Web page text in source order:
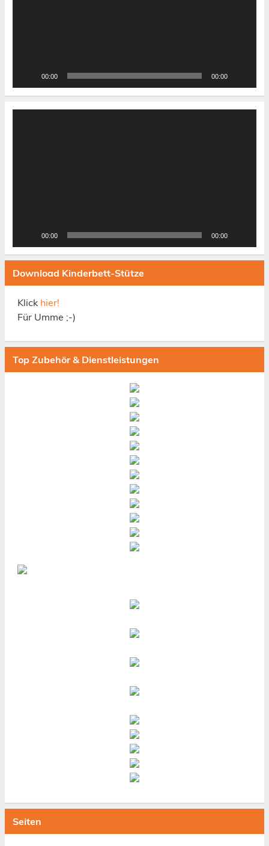
00:00 00:00
Video-
00:00 00:00
Download Kinderbett-Stütze
Klick hier!
Für Umme ;-)
Top Zubehör & Dienstleistungen
Seiten